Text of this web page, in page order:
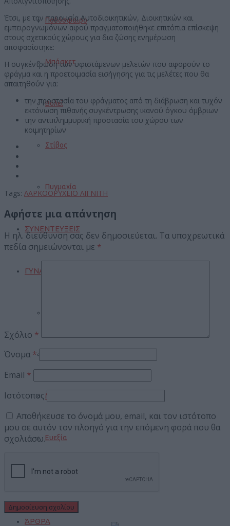
Ποδόσφαιρο
Μπάσκετ
Βόλεϊ
Στίβος
Πυγμαχία
ΣΥΝΕΝΤΕΥΞΕΙΣ
ΓΥΝΑΙΚΑ
Μόδα
Ευεξία
ΆΡΘΡΑ
Έτσι, με την παρουσία Αυτοδιοικητικών, Διοικητικών και
εμπειρογνωμόνων αφού πραγματοποιήθηκε επιτόπια επίσκεψη
στους σχετικούς χώρους για δια ζώσης ενημέρωση
αποφασίστηκε:
Η συγκέντρωση των υφιστάμενων μελετών που αφορούν το
φράγμα και η προετοιμασία εισήγησης για τις μελέτες που θα
απαιτηθούν για:
την προστασία του φράγματος από τη διάβρωση και τυχόν
εκτόνωση πιθανής συγκέντρωσης ικανού όγκου όμβριων
την αντιπλημμυρική προστασία του χώρου των
κοιμητηρίων
Tags: ΛΑΡΚΟΟΡΥΧΕΙΟ ΛΙΓΝΙΤΗ
Αφήστε μια απάντηση
Η ηλ. διεύθυνση σας δεν δημοσιεύεται. Τα υποχρεωτικά
πεδία σημειώνονται με *
Σχόλιο *
Όνομα *
Email *
Ιστότοπος
Αποθήκευσε το όνομά μου, email, και τον ιστότοπο
μου σε αυτόν τον πλοηγό για την επόμενη φορά που θα
σχολιάσω.